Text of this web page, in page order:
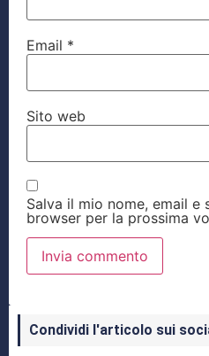
Email *
Sito web
Salva il mio nome, email e
browser per la prossima
Condividi l'articolo sui